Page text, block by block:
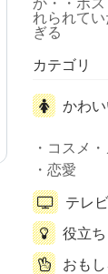
カテゴリ
かわ
コスメ
恋愛
テレ
役立
おも